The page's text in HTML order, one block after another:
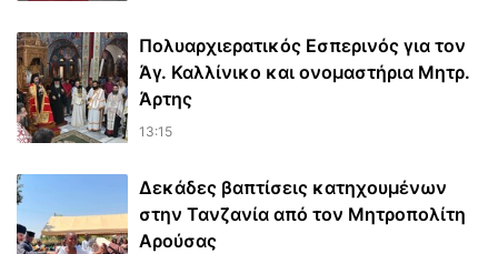
Πολυαρχιερατικός Εσπερινός για τον
Άγ. Καλλίνικο και ονομαστήρια Μητρ.
Άρτης
13:15
Δεκάδες βαπτίσεις κατηχουμένων
στην Τανζανία από τον Μητροπολίτη
Αρούσας